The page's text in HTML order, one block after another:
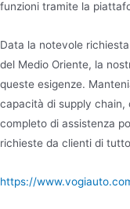
funzioni tramite la
Data la notevole
del Medio Oriente, la
queste esigenze.
capacità di supply chain,
completo di assistenza
richieste da clienti di
https://